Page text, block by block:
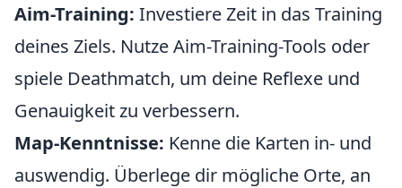
Aim-Training: Investiere Zeit in das Training
deines Ziels. Nutze Aim-Training-Tools oder
spiele Deathmatch, um deine Reflexe und
Genauigkeit zu verbessern.
Map-Kenntnisse: Kenne die Karten in- und
auswendig. Überlege dir mögliche Orte, an